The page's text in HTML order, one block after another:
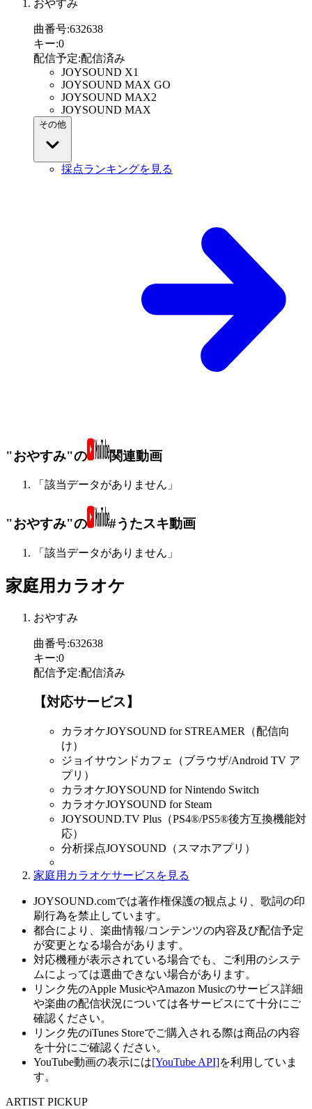
おやすみ
曲番号:632638
キー:0
配信予定:配信済み
JOYSOUND X1
JOYSOUND MAX GO
JOYSOUND MAX2
JOYSOUND MAX
その他
採点ランキングを見る
"おやすみ"の 関連動画
「該当データがありません」
"おやすみ"の #うたスキ動画
「該当データがありません」
家庭用カラオケ
おやすみ
曲番号:632638
キー:0
配信予定:配信済み
【対応サービス】
カラオケJOYSOUND for STREAMER（配信向
け）
ジョイサウンドカフェ（ブラウザ/Android TV ア
プリ）
カラオケJOYSOUND for Nintendo Switch
カラオケJOYSOUND for Steam
JOYSOUND.TV Plus（PS4®/PS5®後方互換機能対
応）
分析採点JOYSOUND（スマホアプリ）
家庭用カラオケサービスを見る
JOYSOUND.comでは著作権保護の観点より、歌詞の印
刷行為を禁止しています。
都合により、楽曲情報/コンテンツの内容及び配信予定
が変更となる場合があります。
対応機種が表示されている場合でも、ご利用のシステ
ムによっては選曲できない場合があります。
リンク先のApple MusicやAmazon Musicのサービス詳細
や楽曲の配信状況については各サービスにて十分にご
確認ください。
リンク先のiTunes Storeでご購入される際は商品の内容
を十分にご確認ください。
YouTube動画の表示には[YouTube API]を利用していま
す。
ARTIST PICKUP